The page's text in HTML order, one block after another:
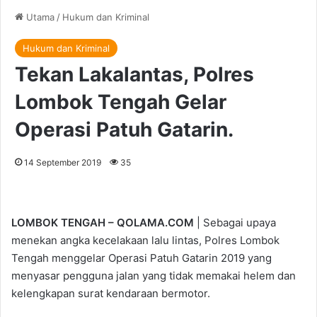
Utama/ Hukum dan Kriminal
Hukum dan Kriminal
Tekan Lakalantas, Polres
Lombok Tengah Gelar
Operasi Patuh Gatarin.
14 September 2019 35
LOMBOK TENGAH – QOLAMA.COM
| Sebagai upaya
menekan angka kecelakaan lalu lintas, Polres Lombok
Tengah menggelar Operasi Patuh Gatarin 2019 yang
menyasar pengguna jalan yang tidak memakai helem dan
kelengkapan surat kendaraan bermotor.